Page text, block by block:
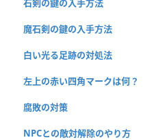
石剣の鍵の入手方法
魔石剣の鍵の入手方法
白い光る足跡の対処法
左上の赤い四角マークは何？
腐敗の対策
NPCとの敵対解除のやり方